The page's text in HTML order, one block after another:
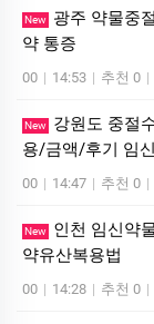
New
광주 약물중
약 통증
00 | 14:53 | 추천 0 |
New
강원도 중절
용/금액/후기 임
00 | 14:47 | 추천 0 |
New
인천 임신약
약유산복용법
00 | 14:28 | 추천 0 |